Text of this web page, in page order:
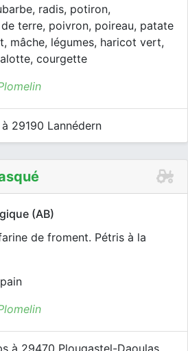
radis, potiron,
terre, poivron, poireau, patate
mâche, légumes, haricot vert,
courgette
29190 Lannédern
(AB)
de froment. Pétris à la
à 29470 Plougastel-Daoulas